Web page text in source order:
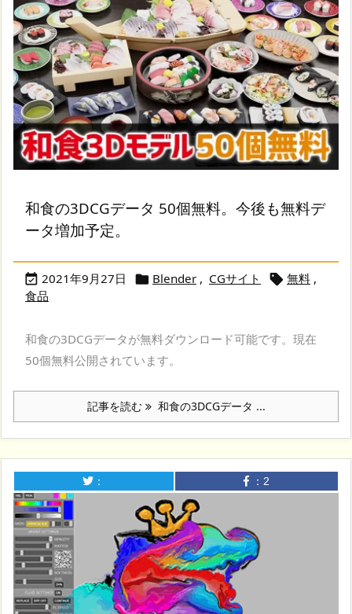
和食の3DCGデータ 50個無料。今後も無料デ
ータ増加予定。
 2021年9月27日  Blender , CGサイト  無料 ,
食品
和食の3DCGデータが無料ダウンロード可能です。現在
50個無料公開されています。
記事を読む 和食の3DCGデータ ...
： ： 2